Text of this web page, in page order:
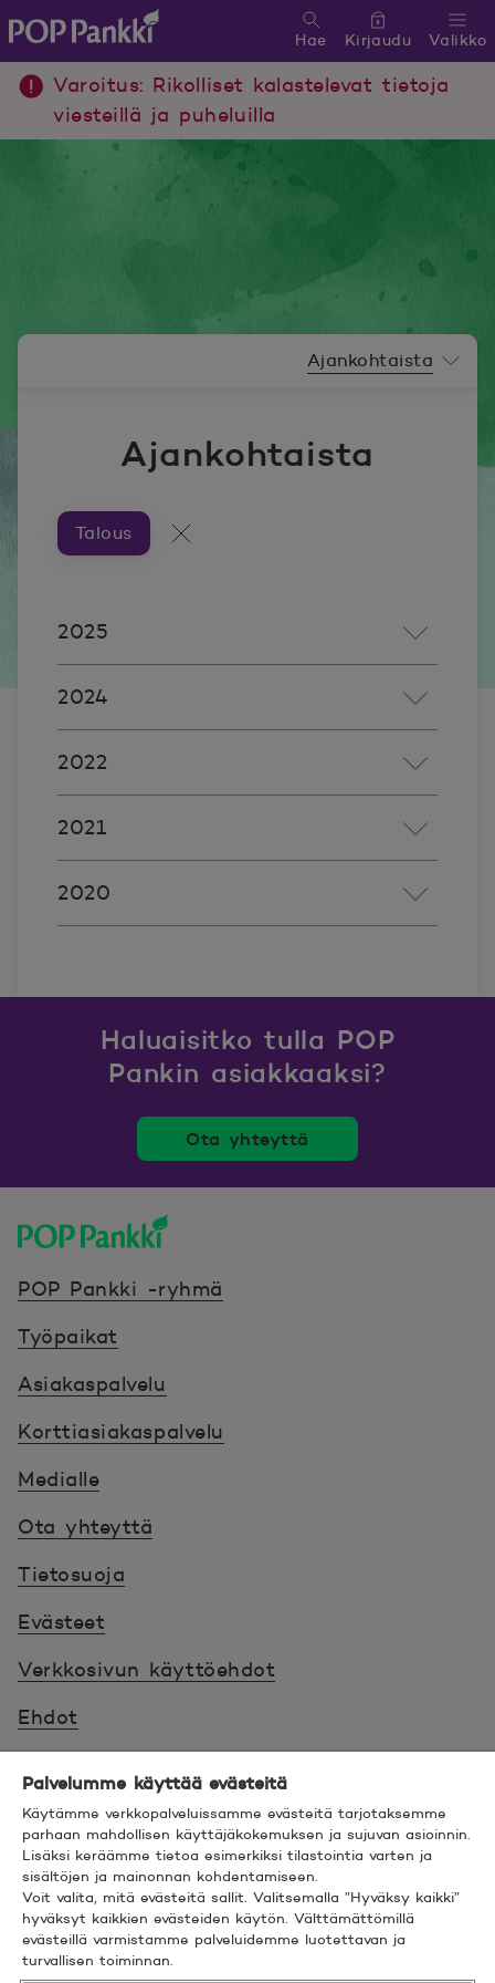
POP Pankki, etusivulle
Valikko
Hae Kirjaudu
Varoitus: Rikolliset kalastelevat tietoja
viesteillä ja puheluilla
Ajankohtaista
Ajankohtaista
Artikkeleita aiheesta ###
Talous Kaikki artikkelit
2025
2024
2022
2021
2020
Haluaisitko tulla POP
Pankin asiakkaaksi?
Ota yhteyttä
POP Pankki -ryhmä
Työpaikat
Asiakaspalvelu
Korttiasiakaspalvelu
Medialle
Ota yhteyttä
Tietosuoja
Evästeet
Verkkosivun käyttöehdot
Ehdot
Saavutettavuus
Hyödyllistä tietää
© 2026 POP Pankki,Hevosenkenkä 3, 02600
ESPOO
Palvelumme käyttää evästeitä
Käytämme verkkopalveluissamme evästeitä tarjotaksemme
parhaan mahdollisen käyttäjäkokemuksen ja sujuvan asioinnin.
Lisäksi keräämme tietoa esimerkiksi tilastointia varten ja
sisältöjen ja mainonnan kohdentamiseen.
Voit valita, mitä evästeitä sallit. Valitsemalla ”Hyväksy kaikki”
hyväksyt kaikkien evästeiden käytön. Välttämättömillä
evästeillä varmistamme palveluidemme luotettavan ja
turvallisen toiminnan.